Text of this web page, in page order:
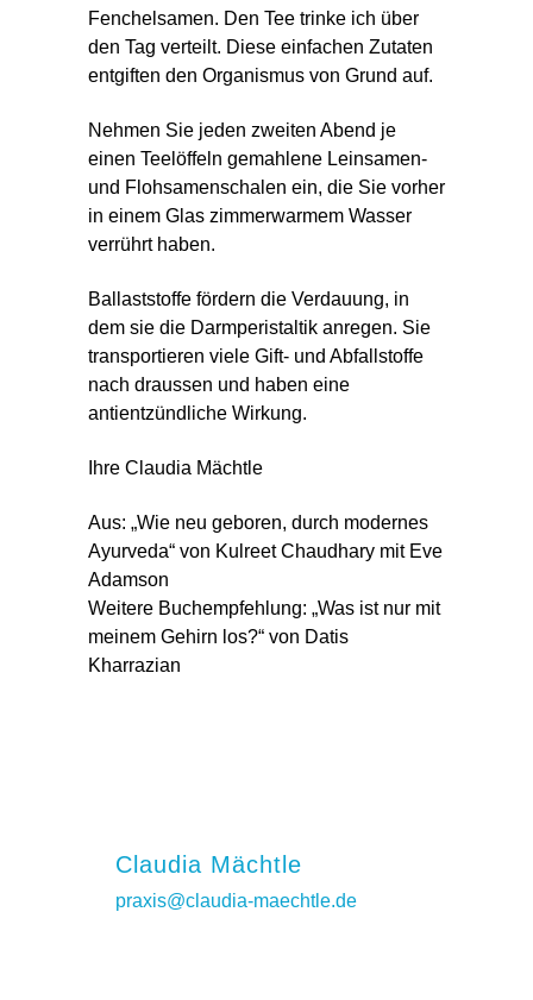
Fenchelsamen. Den Tee trinke ich über
den Tag verteilt. Diese einfachen Zutaten
entgiften den Organismus von Grund auf.
Nehmen Sie jeden zweiten Abend je
einen Teelöffeln gemahlene Leinsamen-
und Flohsamenschalen ein, die Sie vorher
in einem Glas zimmerwarmem Wasser
verrührt haben.
Ballaststoffe fördern die Verdauung, in
dem sie die Darmperistaltik anregen. Sie
transportieren viele Gift- und Abfallstoffe
nach draussen und haben eine
antientzündliche Wirkung.
Ihre Claudia Mächtle
Aus: „Wie neu geboren, durch modernes
Ayurveda“ von Kulreet Chaudhary mit Eve
Adamson
Weitere Buchempfehlung: „Was ist nur mit
meinem Gehirn los?“ von Datis
Kharrazian
Claudia Mächtle
praxis@claudia-maechtle.de